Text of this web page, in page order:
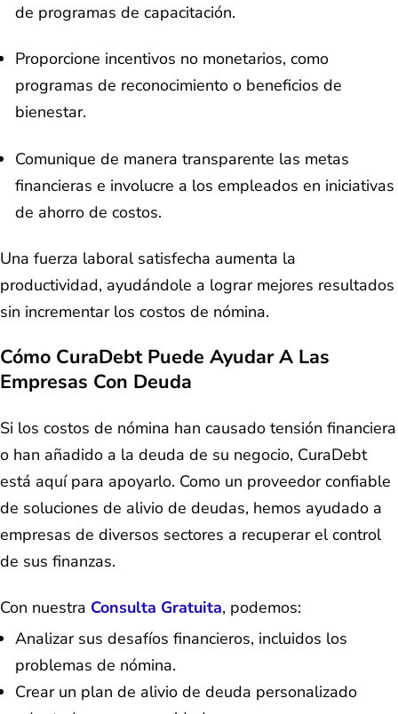
de programas de capacitación.
Proporcione incentivos no monetarios, como
programas de reconocimiento o beneficios de
bienestar.
Comunique de manera transparente las metas
financieras e involucre a los empleados en iniciativas
de ahorro de costos.
Una fuerza laboral satisfecha aumenta la
productividad, ayudándole a lograr mejores resultados
sin incrementar los costos de nómina.
Cómo CuraDebt Puede Ayudar A Las
Empresas Con Deuda
Si los costos de nómina han causado tensión financiera
o han añadido a la deuda de su negocio, CuraDebt
está aquí para apoyarlo. Como un proveedor confiable
de soluciones de alivio de deudas, hemos ayudado a
empresas de diversos sectores a recuperar el control
de sus finanzas.
Con nuestra Consulta Gratuita, podemos:
Analizar sus desafíos financieros, incluidos los
problemas de nómina.
Crear un plan de alivio de deuda personalizado